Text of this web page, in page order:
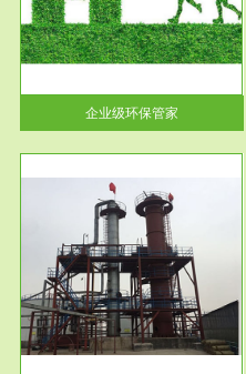
企业级环保管家
固体废物解释：固体废物是指人
们在生产建设、日常生活和其他
活动中...
服务范围
市政固废处理
蔚蓝生态环境科技所从事的市政
废物处理业务包括市政废物的处